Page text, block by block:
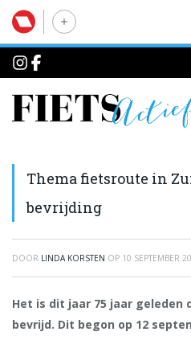
Thema fietsroute in
bevrijding
DOOR LINDA KORSTEN OP 10 SEPTEMBER
Het is dit jaar 75 jaar geleden
bevrijd. Dit begon op 12